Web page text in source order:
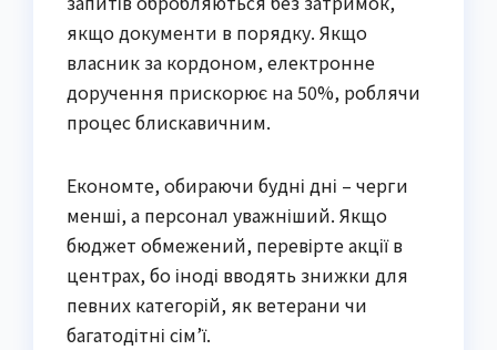
якщо документи в порядку. Якщо
власник за кордоном, електронне
доручення прискорює на 50%, роблячи
процес блискавичним.
Економте, обираючи будні дні – черги
менші, а персонал уважніший. Якщо
бюджет обмежений, перевірте акції в
центрах, бо іноді вводять знижки для
певних категорій, як ветерани чи
багатодітні сім’ї.